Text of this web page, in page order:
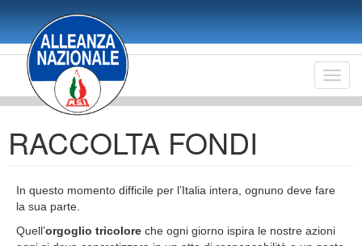
contenuto
principale
RACCOLTA FONDI
In questo momento difficile per l’Italia intera, ognuno deve fare
la sua parte.
Quell’orgoglio tricolore che ogni giorno ispira le nostre azioni